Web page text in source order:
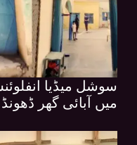
سوشل میڈیا
میں آبائی گھر ڈھونڈ